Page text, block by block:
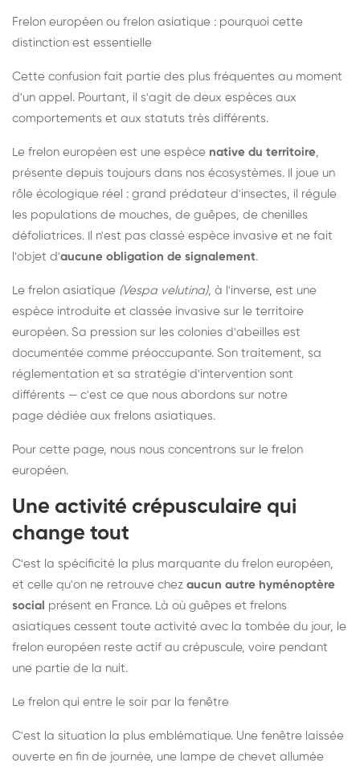
Frelon européen ou frelon asiatique : pourquoi cette
distinction est essentielle
Cette confusion fait partie des plus fréquentes au moment
d'un appel. Pourtant, il s'agit de deux espèces aux
comportements et aux statuts très différents.
Le frelon européen est une espèce native du territoire,
présente depuis toujours dans nos écosystèmes. Il joue un
rôle écologique réel : grand prédateur d'insectes, il régule
les populations de mouches, de guêpes, de chenilles
défoliatrices. Il n'est pas classé espèce invasive et ne fait
l'objet d'aucune obligation de signalement.
Le frelon asiatique (Vespa velutina), à l'inverse, est une
espèce introduite et classée invasive sur le territoire
européen. Sa pression sur les colonies d'abeilles est
documentée comme préoccupante. Son traitement, sa
réglementation et sa stratégie d'intervention sont
différents — c'est ce que nous abordons sur notre
page dédiée aux frelons asiatiques.
Pour cette page, nous nous concentrons sur le frelon
européen.
Une activité crépusculaire qui
change tout
C'est la spécificité la plus marquante du frelon européen,
et celle qu'on ne retrouve chez aucun autre hyménoptère
social présent en France. Là où guêpes et frelons
asiatiques cessent toute activité avec la tombée du jour, le
frelon européen reste actif au crépuscule, voire pendant
une partie de la nuit.
Le frelon qui entre le soir par la fenêtre
C'est la situation la plus emblématique. Une fenêtre laissée
ouverte en fin de journée, une lampe de chevet allumée